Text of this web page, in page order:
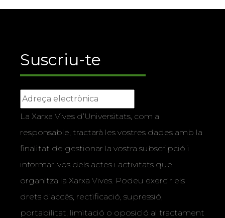
Suscriu-te
La Xarxa Vives d’Universitats, com a
responsable, tractarà les vostres dades amb la
finalitat de gestionar la vostra subscripció i
informar-vos dels actes i activitats que
organitza la Xarxa Vives. Podeu exercir els
drets d’accés, rectificació, supressió,
portabilitat, limitació o oposició al tractament